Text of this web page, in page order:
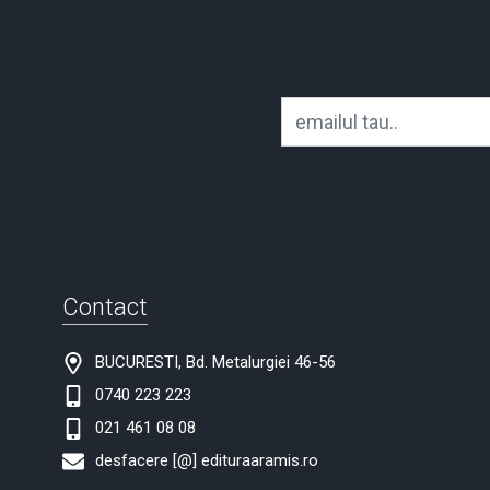
Contact
BUCURESTI, Bd. Metalurgiei 46-56
0740 223 223
021 461 08 08
desfacere [@] edituraaramis.ro